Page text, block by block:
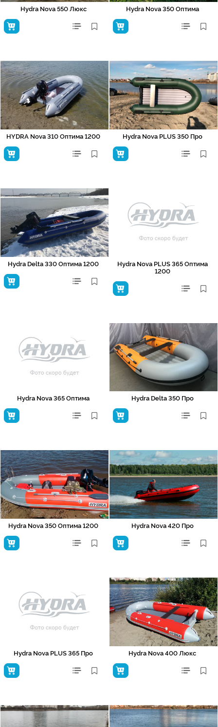
Hydra Nova 550 Люкс Hydra Nova 350 Оптима
HYDRA Nova 310 Оптима 1200 Hydra Nova PLUS 350 Про
Hydra Delta 330 Оптима 1200
Hydra Nova PLUS 365 Оптима
1200
Hydra Nova 365 Оптима Hydra Delta 350 Про
Hydra Nova 350 Оптима 1200 Hydra Nova 420 Про
Hydra Nova PLUS 365 Про Hydra Nova 400 Люкс